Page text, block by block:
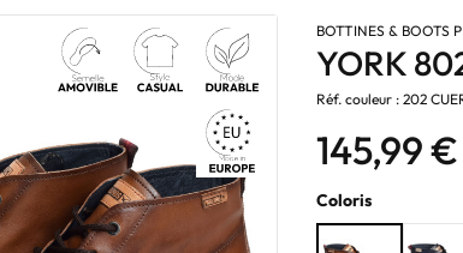
BOTTINES & BOOTS
YORK
Réf. couleur : 202
145,99 €
Coloris